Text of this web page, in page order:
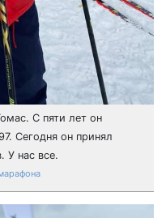
С пяти лет он
Сегодня он принял
У нас все.